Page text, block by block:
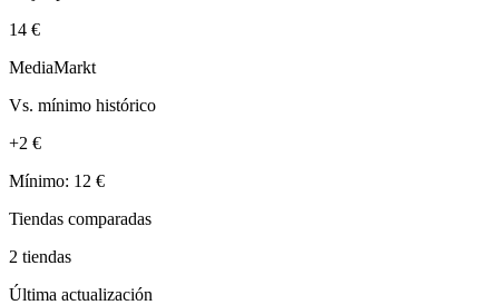
14 €
MediaMarkt
Vs. mínimo histórico
+2 €
Mínimo: 12 €
Tiendas comparadas
2 tiendas
Última actualización